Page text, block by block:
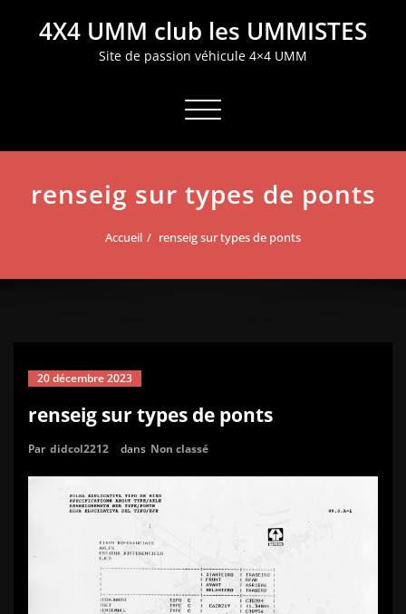
4X4 UMM club les UMMISTES
Site de passion véhicule 4×4 UMM
Afficher/masquer la navigation
renseig sur types de ponts
Accueil renseig sur types de ponts
20 décembre 2023
renseig sur types de ponts
Par didcol2212 dans Non classé